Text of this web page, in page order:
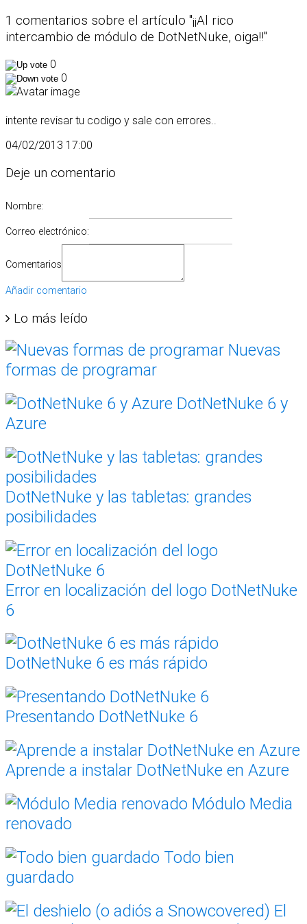
1 comentarios sobre el artículo "¡¡Al rico
intercambio de módulo de DotNetNuke, oiga!!"
0
0
intente revisar tu codigo y sale con errores..
04/02/2013 17:00
Deje un comentario
Nombre:
Correo electrónico:
Comentarios
Añadir comentario
Lo más leído
Nuevas
formas de programar
DotNetNuke 6 y
Azure
DotNetNuke y las tabletas: grandes
posibilidades
Error en localización del logo DotNetNuke
6
DotNetNuke 6 es más rápido
Presentando DotNetNuke 6
Aprende a instalar DotNetNuke en Azure
Módulo Media
renovado
Todo bien
guardado
El